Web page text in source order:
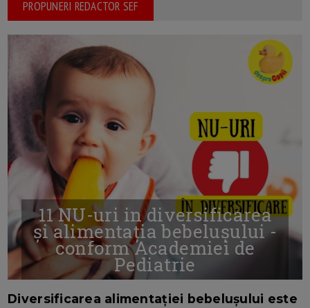
PROPUNERI REDACTOR SEF
11 NU-uri in diversificarea
și alimentația bebelușului -
conform Academiei de
Pediatrie
Diversificarea alimentației bebelușului este